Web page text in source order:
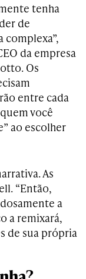
tenha
de
complexa”,
da empresa
Os
entre cada
você
ao escolher
As
“Então,
a
a remixará,
de sua própria